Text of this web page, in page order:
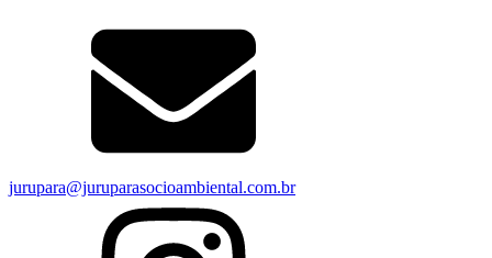
jurupara@juruparasocioambiental.com.br